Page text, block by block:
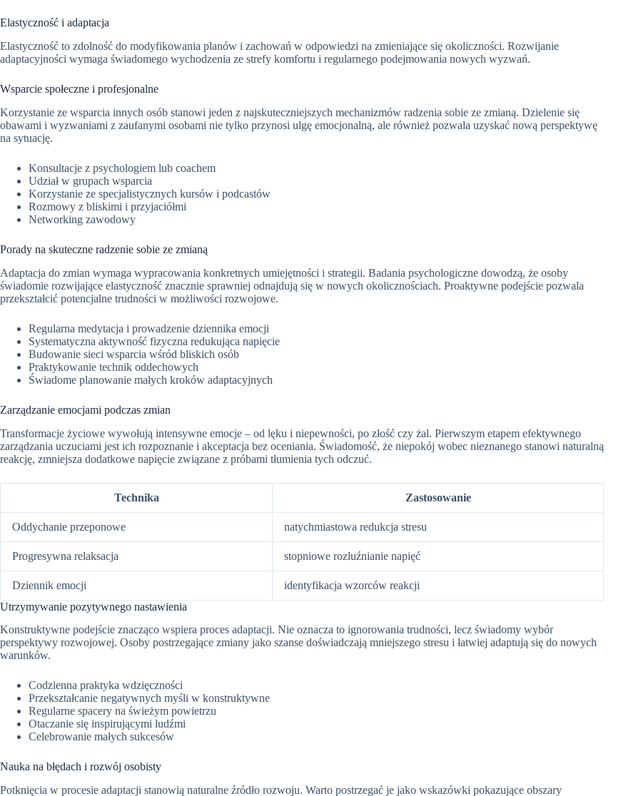
Elastyczność i adaptacja
Elastyczność to zdolność do modyfikowania planów i zachowań w odpowiedzi na zmieniające się okoliczności. Rozwijanie
adaptacyjności wymaga świadomego wychodzenia ze strefy komfortu i regularnego podejmowania nowych wyzwań.
Wsparcie społeczne i profesjonalne
Korzystanie ze wsparcia innych osób stanowi jeden z najskuteczniejszych mechanizmów radzenia sobie ze zmianą. Dzielenie się
obawami i wyzwaniami z zaufanymi osobami nie tylko przynosi ulgę emocjonalną, ale również pozwala uzyskać nową perspektywę
na sytuację.
Konsultacje z psychologiem lub coachem
Udział w grupach wsparcia
Korzystanie ze specjalistycznych kursów i podcastów
Rozmowy z bliskimi i przyjaciółmi
Networking zawodowy
Porady na skuteczne radzenie sobie ze zmianą
Adaptacja do zmian wymaga wypracowania konkretnych umiejętności i strategii. Badania psychologiczne dowodzą, że osoby
świadomie rozwijające elastyczność znacznie sprawniej odnajdują się w nowych okolicznościach. Proaktywne podejście pozwala
przekształcić potencjalne trudności w możliwości rozwojowe.
Regularna medytacja i prowadzenie dziennika emocji
Systematyczna aktywność fizyczna redukująca napięcie
Budowanie sieci wsparcia wśród bliskich osób
Praktykowanie technik oddechowych
Świadome planowanie małych kroków adaptacyjnych
Zarządzanie emocjami podczas zmian
Transformacje życiowe wywołują intensywne emocje – od lęku i niepewności, po złość czy żal. Pierwszym etapem efektywnego
zarządzania uczuciami jest ich rozpoznanie i akceptacja bez oceniania. Świadomość, że niepokój wobec nieznanego stanowi naturalną
reakcję, zmniejsza dodatkowe napięcie związane z próbami tłumienia tych odczuć.
Technika Zastosowanie
Oddychanie przeponowe natychmiastowa redukcja stresu
Progresywna relaksacja stopniowe rozluźnianie napięć
Dziennik emocji
identyfikacja wzorców reakcji
Utrzymywanie pozytywnego nastawienia
Konstruktywne podejście znacząco wspiera proces adaptacji. Nie oznacza to ignorowania trudności, lecz świadomy wybór
perspektywy rozwojowej. Osoby postrzegające zmiany jako szanse doświadczają mniejszego stresu i łatwiej adaptują się do nowych
warunków.
Codzienna praktyka wdzięczności
Przekształcanie negatywnych myśli w konstruktywne
Regularne spacery na świeżym powietrzu
Otaczanie się inspirującymi ludźmi
Celebrowanie małych sukcesów
Nauka na błędach i rozwój osobisty
Potknięcia w procesie adaptacji stanowią naturalne źródło rozwoju. Warto postrzegać je jako wskazówki pokazujące obszary